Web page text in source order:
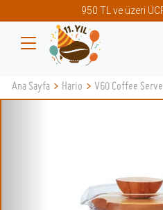
950 TL ve üzeri
Ana Sayfa > Hario > V60 Coffee